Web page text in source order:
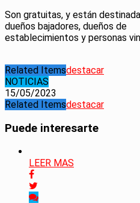
Son gratuitas, y están
dueños bajadores, dueños de
establecimientos y personas
Related Itemsdestacar
NOTICIAS
15/05/2023
Related Itemsdestacar
Puede interesarte
LEER MAS